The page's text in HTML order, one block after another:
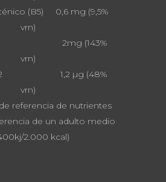
(B5) 0,6 mg (9,5%
vrn)
B6 2mg (143%
vrn)
B12 1,2 µg (48%
vrn)
referencia de nutrientes
de un adulto medio
2.000 kcal)